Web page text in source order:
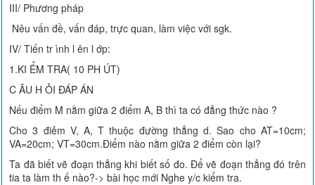
III/ Phương pháp
Nêu vấn đề, vấn đáp, trực quan, làm việc với sgk.
IV/ Tiến tr ình l ên l ớp:
1.KI ỂM TRA( 10 PH ÚT)
C ÂU H ỎI ĐÁP ÁN
Nếu điểm M nằm giữa 2 điểm A, B thì ta có đẳng thức nào ?
Cho 3 điẻm V, A, T thuộc đường thẳng d. Sao cho AT=10cm;
VA=20cm; VT=30cm.Điểm nào nằm giữa 2 điểm còn lại?
Ta đã biết vẽ đoạn thẳng khi biết số đo. Để vẽ đoạn thẳng đó trên
tia ta làm th ế nào?-> bài học mới Nghe y/c kiểm tra.